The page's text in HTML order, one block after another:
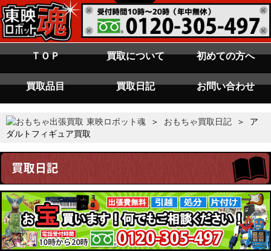
ＴＯＰ 買取について 初めての方へ
買取品目 買取日記 お問い合わせ
東映ロボット魂 ＞ おもちゃ買取日記 ＞ ア
ダルトフィギュア買取